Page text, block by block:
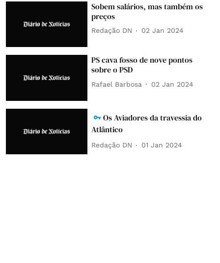
Sobem salários, mas também os
preços
Redação DN 02 Jan 2024
PS cava fosso de nove pontos
sobre o PSD
Rafael Barbosa 02 Jan 2024
Os Aviadores da travessia do
Atlântico
Redação DN 01 Jan 2024